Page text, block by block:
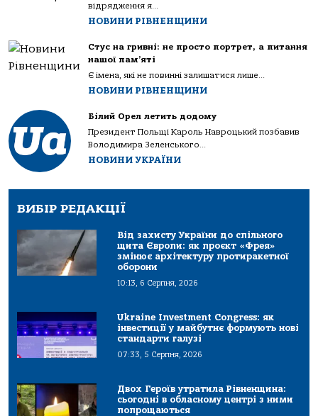
відрядження я...
НОВИНИ РІВНЕНЩИНИ
Стус на гривні: не просто портрет, а питання
нашої пам’яті
Є імена, які не повинні залишатися лише...
НОВИНИ РІВНЕНЩИНИ
Білий Орел летить додому
Президент Польщі Кароль Навроцький позбавив
Володимира Зеленського...
НОВИНИ УКРАЇНИ
ВИБІР РЕДАКЦІЇ
Від захисту України до спільного
щита Європи: як проєкт «Фрея»
змінює архітектуру протиракетної
оборони
10:13, 6 Серпня, 2026
Ukraine Investment Congress: як
інвестиції у майбутнє формують нові
стандарти галузі
07:33, 5 Серпня, 2026
Двох Героїв утратила Рівненщина:
сьогодні в обласному центрі з ними
попрощаються